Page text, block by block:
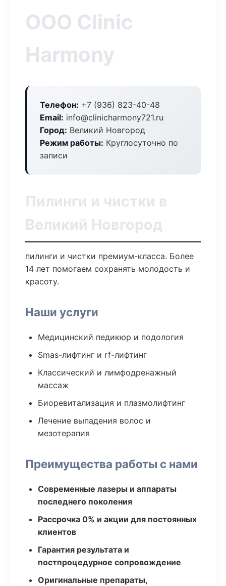
ООО Clinic
Harmony
Телефон: +7 (936) 823-40-48
Email: info@clinicharmony721.ru
Город: Великий Новгород
Режим работы: Круглосуточно по
записи
Пилинги и чистки в
Великий Новгород
пилинги и чистки премиум-класса. Более
14 лет помогаем сохранять молодость и
красоту.
Наши услуги
Медицинский педикюр и подология
Smas-лифтинг и rf-лифтинг
Классический и лимфодренажный
массаж
Биоревитализация и плазмолифтинг
Лечение выпадения волос и
мезотерапия
Преимущества работы с нами
Современные лазеры и аппараты
последнего поколения
Рассрочка 0% и акции для постоянных
клиентов
Гарантия результата и
постпроцедурное сопровождение
Оригинальные препараты,